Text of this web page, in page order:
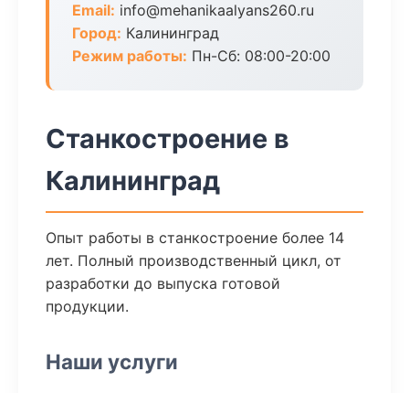
Email: info@mehanikaalyans260.ru
Город: Калининград
Режим работы: Пн-Сб: 08:00-20:00
Станкостроение в
Калининград
Опыт работы в станкостроение более 14
лет. Полный производственный цикл, от
разработки до выпуска готовой
продукции.
Наши услуги